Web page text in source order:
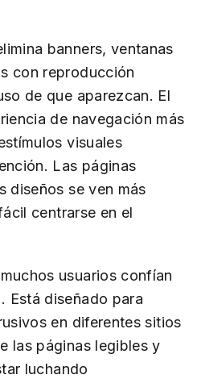
banners, ventanas
con reproducción
de que aparezcan. El
de navegación más
visuales
Las páginas
diseños se ven más
centrarse en el
usuarios confían
. Está diseñado para
en diferentes sitios
las páginas legibles y
luchando